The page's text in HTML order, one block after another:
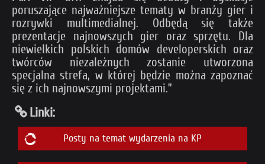
poruszające najważniejsze tematy w branży gier i
rozrywki multimedialnej. Odbędą się także
prezentacje najnowszych gier oraz sprzętu. Dla
niewielkich polskich domów developerskich oraz
twórców niezależnych zostanie utworzona
specjalna strefa, w której będzie można zapoznać
się z ich najnowszymi projektami.”
Linki:
Posty na temat wydarzenia na KP